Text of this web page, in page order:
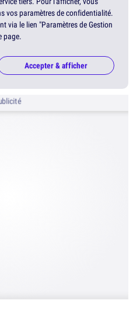
vos paramètres de confidentialité.
via le lien "Paramètres de Gestion
page.
Accepter & afficher